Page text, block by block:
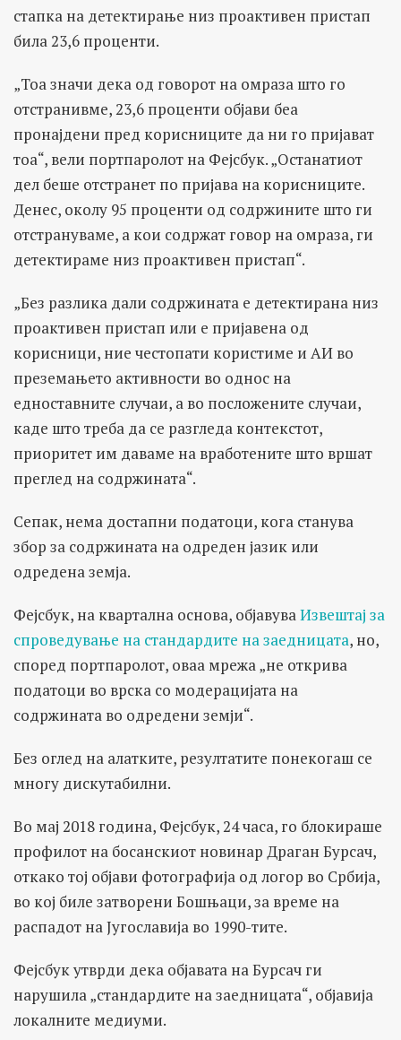
стапка на детектирање низ проактивен пристап
била 23,6 проценти.
„Тоа значи дека од говорот на омраза што го
отстранивме, 23,6 проценти објави беа
пронајдени пред корисниците да ни го пријават
тоа“, вели портпаролот на Фејсбук. „Останатиот
дел беше отстранет по пријава на корисниците.
Денес, околу 95 проценти од содржините што ги
отстрануваме, а кои содржат говор на омраза, ги
детектираме низ проактивен пристап“.
„Без разлика дали содржината е детектирана низ
проактивен пристап или е пријавена од
корисници, ние честопати користиме и АИ во
преземањето активности во однос на
едноставните случаи, а во посложените случаи,
каде што треба да се разгледа контекстот,
приоритет им даваме на вработените што вршат
преглед на содржината“.
Сепак, нема достапни податоци, кога станува
збор за содржината на одреден јазик или
одредена земја.
Фејсбук, на квартална основа, објавува Извештај за
спроведување на стандардите на заедницата, но,
според портпаролот, оваа мрежа „не открива
податоци во врска со модерацијата на
содржината во одредени земји“.
Без оглед на алатките, резултатите понекогаш се
многу дискутабилни.
Во мај 2018 година, Фејсбук, 24 часа, го блокираше
профилот на босанскиот новинар Драган Бурсач,
откако тој објави фотографија од логор во Србија,
во кој биле затворени Бошњаци, за време на
распадот на Југославија во 1990-тите.
Фејсбук утврди дека објавата на Бурсач ги
нарушила „стандардите на заедницата“, објавија
локалните медиуми.